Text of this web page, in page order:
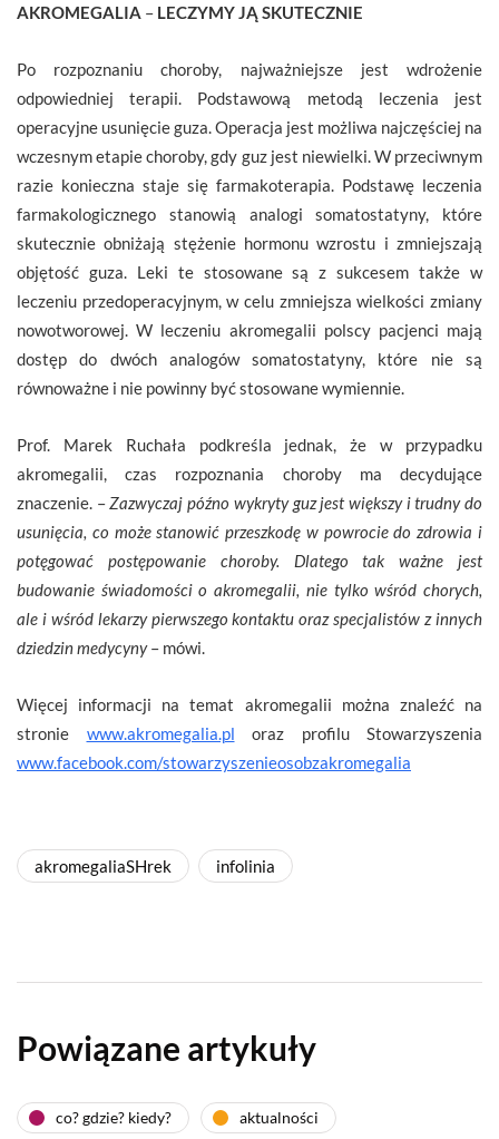
AKROMEGALIA – LECZYMY JĄ SKUTECZNIE
Po rozpoznaniu choroby, najważniejsze jest wdrożenie
odpowiedniej terapii. Podstawową metodą leczenia jest
operacyjne usunięcie guza. Operacja jest możliwa najczęściej na
wczesnym etapie choroby, gdy guz jest niewielki. W przeciwnym
razie konieczna staje się farmakoterapia. Podstawę leczenia
farmakologicznego stanowią analogi somatostatyny, które
skutecznie obniżają stężenie hormonu wzrostu i zmniejszają
objętość guza. Leki te stosowane są z sukcesem także w
leczeniu przedoperacyjnym, w celu zmniejsza wielkości zmiany
nowotworowej. W leczeniu akromegalii polscy pacjenci mają
dostęp do dwóch analogów somatostatyny, które nie są
równoważne i nie powinny być stosowane wymiennie.
Prof. Marek Ruchała podkreśla jednak, że w przypadku
akromegalii, czas rozpoznania choroby ma decydujące
znaczenie. – Zazwyczaj późno wykryty guz jest większy i trudny do
usunięcia, co może stanowić przeszkodę w powrocie do zdrowia i
potęgować postępowanie choroby. Dlatego tak ważne jest
budowanie świadomości o akromegalii, nie tylko wśród chorych,
ale i wśród lekarzy pierwszego kontaktu oraz specjalistów z innych
dziedzin medycyny– mówi.
Więcej informacji na temat akromegalii można znaleźć na
stronie www.akromegalia.pl oraz profilu Stowarzyszenia
www.facebook.com/stowarzyszenieosobzakromegalia
akromegaliaSHrek infolinia
Powiązane artykuły
co? gdzie? kiedy? aktualności